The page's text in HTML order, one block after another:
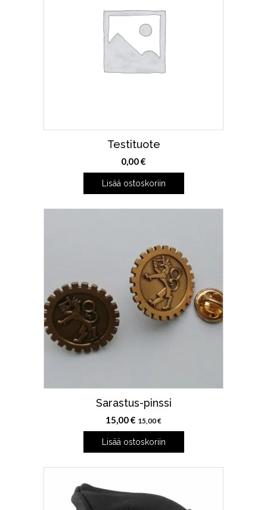
valinnat
tuotteen
sivulla.
Testituote
0,00€
Lisää ostoskoriin
Sarastus-pinssi
15,00€ 15,00€
Lisää ostoskoriin